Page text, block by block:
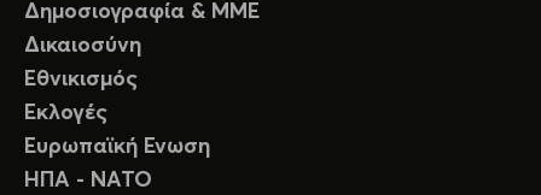
Δημοσιογραφία & ΜΜΕ
Δικαιοσύνη
Εθνικισμός
Εκλογές
Ευρωπαϊκή Ενωση
ΗΠΑ - ΝΑΤΟ